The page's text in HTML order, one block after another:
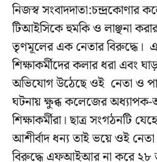
নিজস্ব সংবাদদাতা:চন্দ্রকোণার
টিআইসিকে হুমকি ও লাঞ্ছনা
তৃণমূলের এক নেতার বিরুদ্ধে।
শিক্ষাকর্মীদের কলার ধরা এবং
অভিযোগ উঠেছে ওই নেতা ও
ঘটনায় ক্ষুব্ধ কলেজের অধ্যাপক-
শিক্ষাকর্মীরা। ছাত্র সংগঠনটি
আশীর্বাদ ধন্য তাই ভয়ে ওই
বিরুদ্ধে এফআইআর না করে ২৮